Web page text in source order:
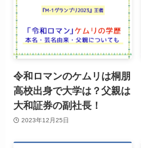
令和ロマンのケムリは桐朋
高校出身で大学は？父親は
大和証券の副社長！
2023年12月25日